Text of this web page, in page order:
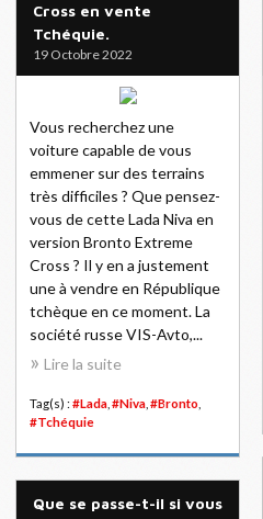
Cross en vente
Tchéquie.
19 Octobre 2022
Vous recherchez une
voiture capable de vous
emmener sur des terrains
très difficiles ? Que pensez-
vous de cette Lada Niva en
version Bronto Extreme
Cross ? Il y en a justement
une à vendre en République
tchèque en ce moment. La
société russe VIS-Avto,...
Lire la suite
Tag(s) : #Lada #Niva #Bronto
#Tchéquie
Que se passe-t-il si vous